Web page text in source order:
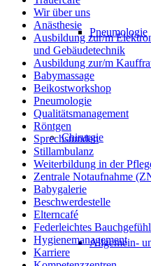
Pneumologie
Chirurgie
Allgemein-
Wir über uns
Anästhesie
Ausbildung zur/m
und Gebäudetechnik
Ausbildung zur/m
Babymassage
Beikostworkshop
Pneumologie
Qualitätsmanagement
Röntgen
Sprechstunden
Stillambulanz
Weiterbildung in der
Zentrale Notaufnahme
Babygalerie
Beschwerdestelle
Elterncafé
Federleichtes Bauchgefühl
Hygienemanagement
Karriere